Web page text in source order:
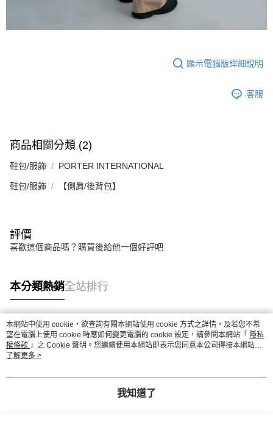
顯示電腦版詳細說明
客服
商品相關分類 (2)
鞋包/服飾 PORTER INTERNATIONAL
鞋包/服飾 【側肩/後背包】
評價
喜歡這個商品嗎？購買後給他一個好評吧
本分類熱銷全站排行
熱門標籤
本網站中使用 cookie，欲查詢有關本網站使用 cookie 方式之詳情，及若您不希
望在電腦上使用 cookie 時應如何變更電腦的 cookie 設定，請參閱本網站「 隱私
權條款 」之 Cookie 聲明。您繼續使用本網站即表示您同意本公司得按本網站使
用條款之 Cookie 聲明使用 cookie。
了解更多 >
我知道了